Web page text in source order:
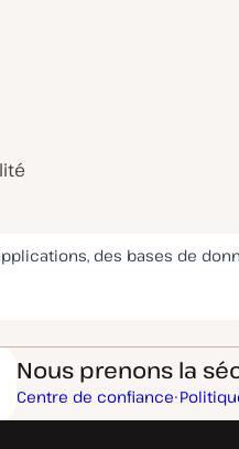
des bases de
Nous prenons la
Centre de confiance